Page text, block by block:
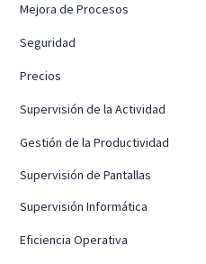
Mejora de Procesos
Seguridad
Precios
Supervisión de la Actividad
Gestión de la Productividad
Supervisión de Pantallas
Supervisión Informática
Eficiencia Operativa